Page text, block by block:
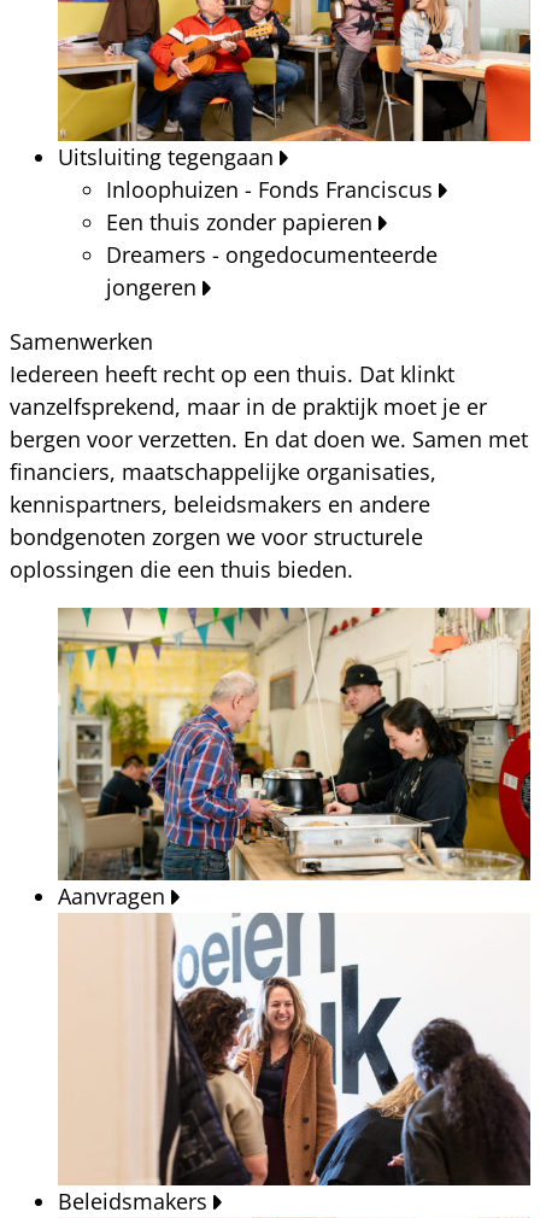
Uitsluiting tegengaan
Inloophuizen - Fonds Franciscus
Een thuis zonder papieren
Dreamers - ongedocumenteerde
jongeren
Samenwerken
Iedereen heeft recht op een thuis. Dat klinkt
vanzelfsprekend, maar in de praktijk moet je er
bergen voor verzetten. En dat doen we. Samen met
financiers, maatschappelijke organisaties,
kennispartners, beleidsmakers en andere
bondgenoten zorgen we voor structurele
oplossingen die een thuis bieden.
Aanvragen
Beleidsmakers